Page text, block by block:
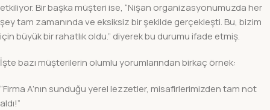
etkiliyor. Bir başka müşteri ise, “Nişan organizasyonumuzda her
şey tam zamanında ve eksiksiz bir şekilde gerçekleşti. Bu, bizim
için büyük bir rahatlık oldu.” diyerek bu durumu ifade etmiş.
İşte bazı müşterilerin olumlu yorumlarından birkaç örnek:
“Firma A’nın sunduğu yerel lezzetler, misafirlerimizden tam not
aldı!”